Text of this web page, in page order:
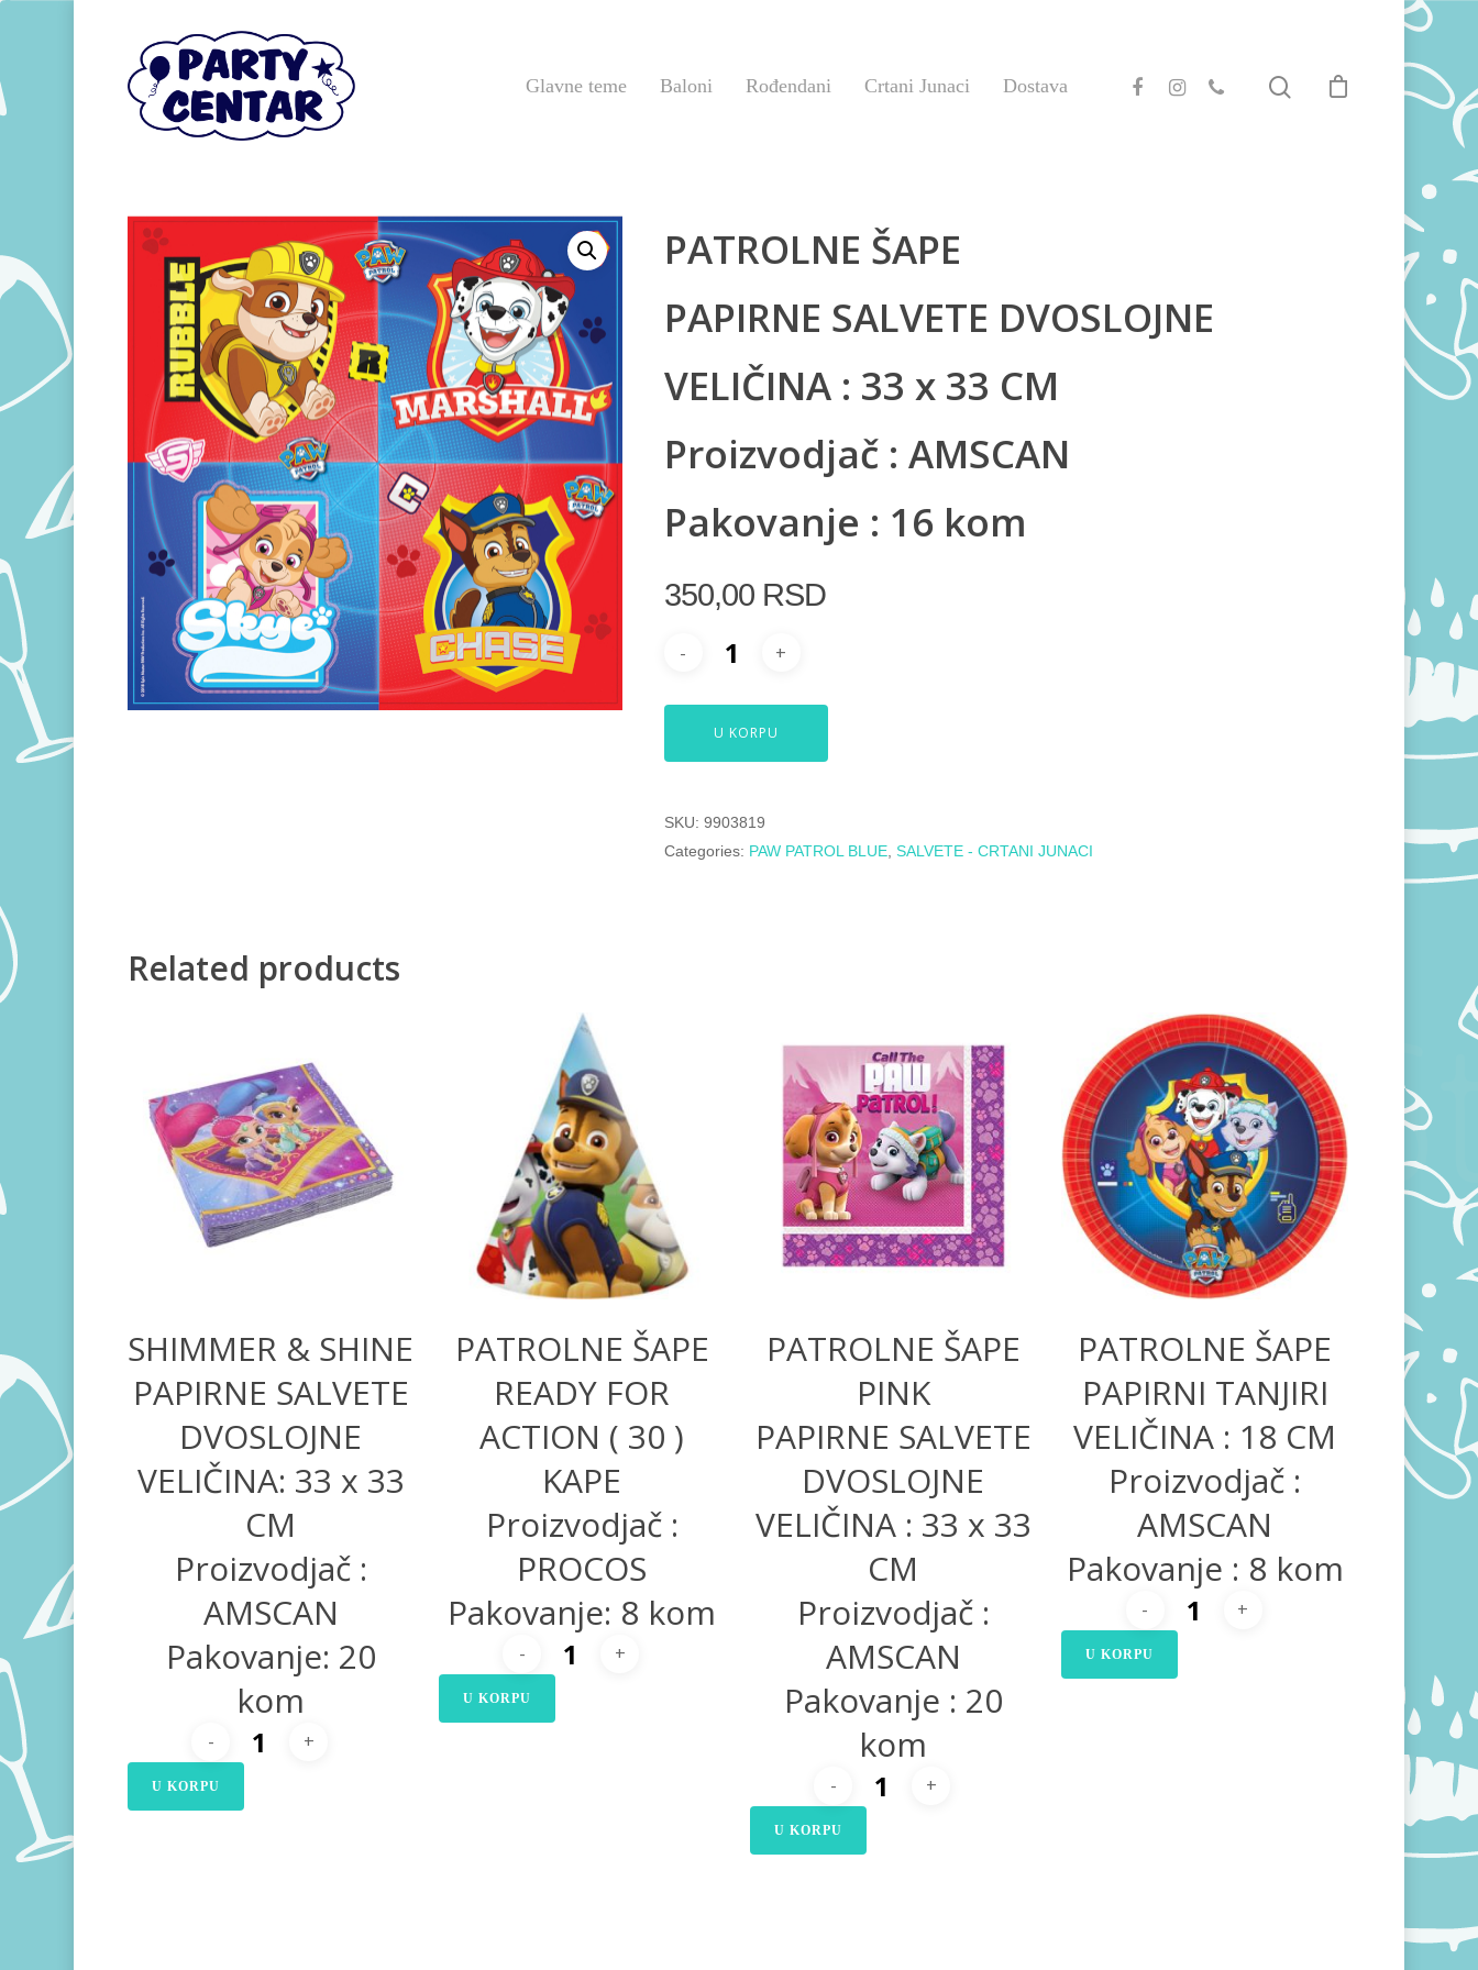
Hit enter to search or ESC to close
Glavne teme Baloni Rođendani Crtani Junaci Dostava
PATROLNE ŠAPE
PAPIRNE SALVETE DVOSLOJNE
VELIČINA : 33 x 33 CM
Proizvodjač : AMSCAN
Pakovanje : 16 kom
350,00 RSD
U KORPU
SKU: 9903819
Categories: PAW PATROL BLUE, SALVETE - CRTANI JUNACI
Related products
300,00RSD
SHIMMER & SHINE
PAPIRNE SALVETE
DVOSLOJNE
VELIČINA: 33 x 33
CM
Proizvodjač :
AMSCAN
Pakovanje: 20
kom
U KORPU
320,00RSD
PATROLNE ŠAPE
READY FOR
ACTION ( 30 )
KAPE
Proizvodjač :
PROCOS
Pakovanje: 8 kom
U KORPU
350,00RSD
PATROLNE ŠAPE
PINK
PAPIRNE SALVETE
DVOSLOJNE
VELIČINA : 33 x 33
CM
Proizvodjač :
AMSCAN
Pakovanje : 20
kom
U KORPU
350,00RSD
PATROLNE ŠAPE
PAPIRNI TANJIRI
VELIČINA : 18 CM
Proizvodjač :
AMSCAN
Pakovanje : 8 kom
U KORPU